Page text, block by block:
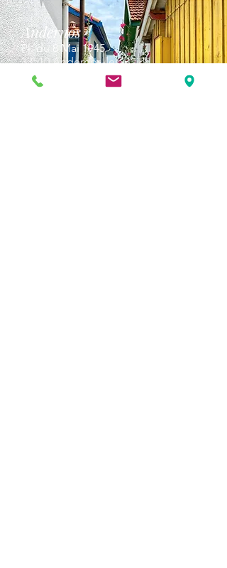
Andernos
Pl. du 8 Mai 1945
33510 Andernos-les-Bains